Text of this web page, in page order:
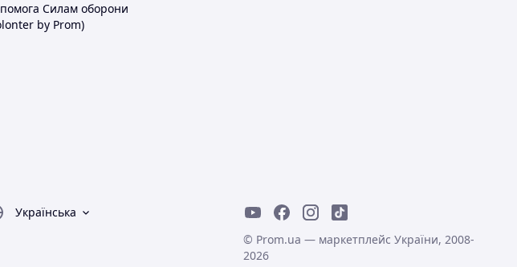
Силам оборони
by Prom)
Українська
© Prom.ua — маркетплейс України, 2008-
2026